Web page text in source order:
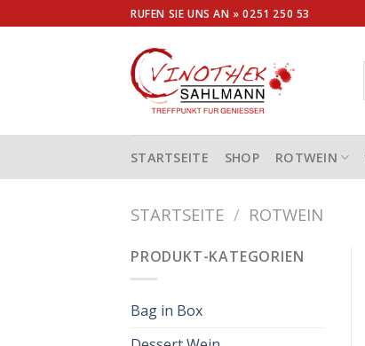
to
RUFEN SIE UNS AN »0251 250 53
STARTSEITE SHOP ROTWEIN
STARTSEITE / ROTWEIN
PRODUKT-KATEGORIEN
Bag in Box